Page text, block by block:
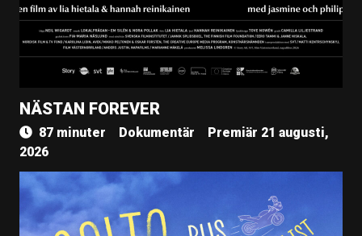
NÄSTAN FOREVER
87 minuter Dokumentär
Premiär 21 augusti,
2026